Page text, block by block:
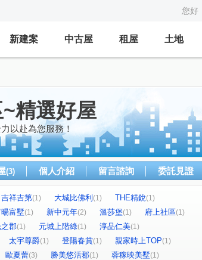
您好
新建案 中古屋 租屋 土地
精選好屋
以赴為您服務！
(3) 個人介紹 留言諮詢 委託見證
吉祥吉第(1) 大城比佛利 (1) THE精銳(1)
富墅(1) 新中元年(2) 溫莎堡(1) 府上社區(1)
郡(1) 元城上階綠(1) 淳品仁美(1)
太宇尊爵(1) 登陽春賞(1) 親家時上TOP(1)
歐夏蕾(3) 勝美悠活郡(1) 蓉稼映美墅(1)